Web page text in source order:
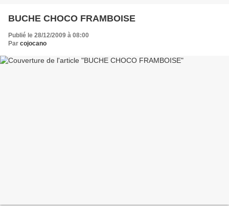
BUCHE CHOCO FRAMBOISE
Publié le 28/12/2009 à 08:00
Par cojocano